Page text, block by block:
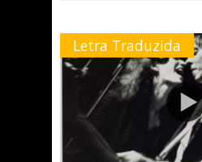
Letra Traduzida